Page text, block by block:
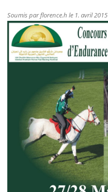
Soumis parflorence.h le 1. avril